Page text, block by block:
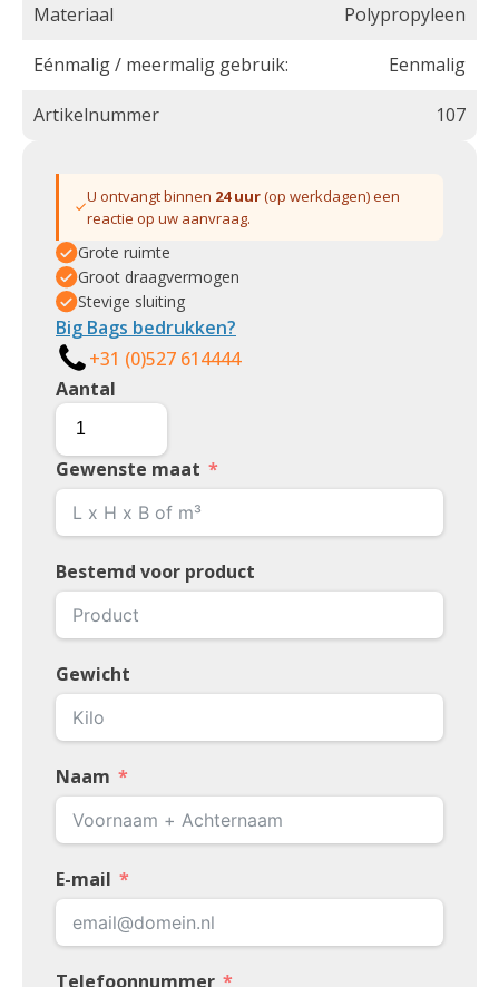
Materiaal Polypropyleen
Eénmalig / meermalig gebruik: Eenmalig
Artikelnummer 107
U ontvangt binnen 24 uur(op werkdagen) een
reactie op uw aanvraag.
Grote ruimte
Groot draagvermogen
Stevige sluiting
Big Bags bedrukken?
+31 (0)527 614444
Aantal
Gewenste maat
Bestemd voor product
Gewicht
Naam
E-mail
Telefoonnummer